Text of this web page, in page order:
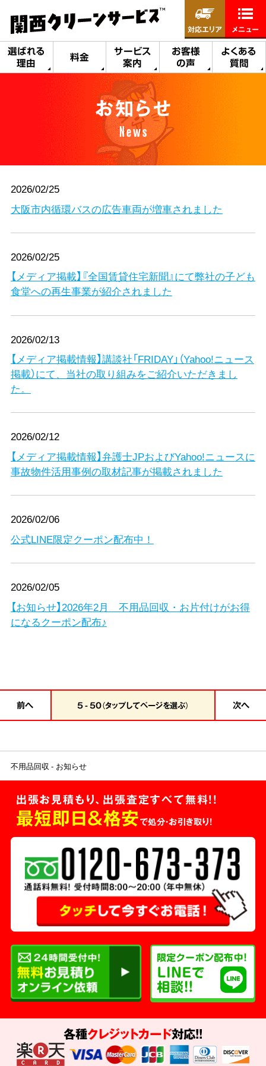
選ばれる
理由
料金
サービス
案内
お客様
の声
よくある
質問
対応エリア メニュー
お知らせ
News
2026/02/25
大阪市内循環バスの広告車両が増車されました
2026/02/25
【メディア掲載】『全国賃貸住宅新聞』にて弊社の子ども
食堂への再生事業が紹介されました
2026/02/13
【メディア掲載情報】講談社「FRIDAY」（Yahoo!ニュース
掲載）にて、当社の取り組みをご紹介いただきまし
た。
2026/02/12
【メディア掲載情報】弁護士JPおよびYahoo!ニュースに
事故物件活用事例の取材記事が掲載されました
2026/02/06
公式LINE限定クーポン配布中！
2026/02/05
【お知らせ】2026年2月 不用品回収・お片付けがお得
になるクーポン配布♪
前へ 5 - 50（タップしてページを選ぶ） 次へ
不用品回収 お知らせ
出張お見積もり、出張査定すべて無料!!
最短即日＆格安で処分・お引き取り！
各種クレジットカード対応!!